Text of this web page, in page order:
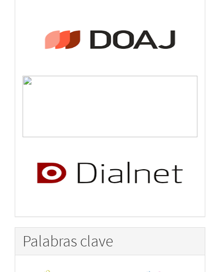
Palabras clave